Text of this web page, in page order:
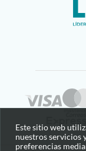
Este sitio web
nuestros servicios
preferencias